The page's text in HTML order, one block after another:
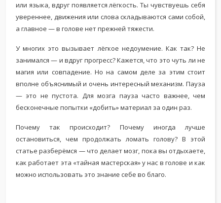
или языка, вдруг появляется лёгкость. Ты чувствуешь себя
увереннее, движения или слова складываются сами собой,
а главное — в голове нет прежней тяжести.
У многих это вызывает лёгкое недоумение. Как так? Не
занимался — и вдруг прогресс? Кажется, что это чуть ли не
магия или совпадение. Но на самом деле за этим стоит
вполне объяснимый и очень интересный механизм. Пауза
— это не пустота. Для мозга пауза часто важнее, чем
бесконечные попытки «добить» материал за один раз.
Почему так происходит? Почему иногда лучше
остановиться, чем продолжать ломать голову? В этой
статье разберёмся — что делает мозг, пока вы отдыхаете,
как работает эта «тайная мастерская» у нас в голове и как
можно использовать это знание себе во благо.